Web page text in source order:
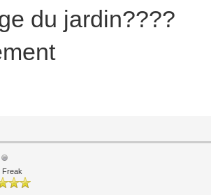
du jardin????
Freak